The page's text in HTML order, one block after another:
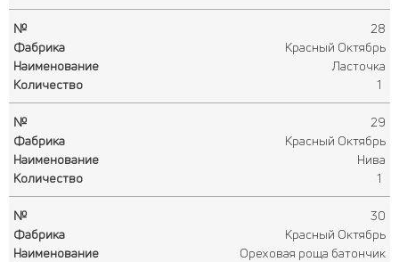
28
Красный Октябрь
Ласточка
1
29
Красный Октябрь
Нива
1
30
Красный Октябрь
Ореховая роща батончик